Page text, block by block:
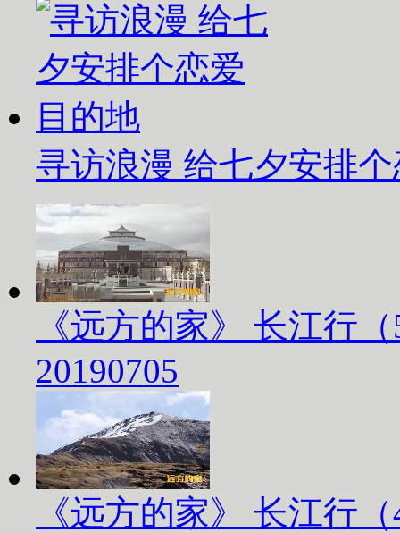
寻访浪漫 给七夕安排
《远方的家》 长江行
20190705
《远方的家》 长江行